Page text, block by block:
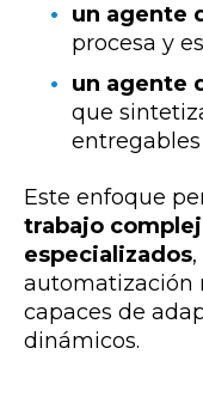
un agente
procesa y
un agente
que
Este enfoque
trabajo
especializados
automatización
capaces de
dinámicos.